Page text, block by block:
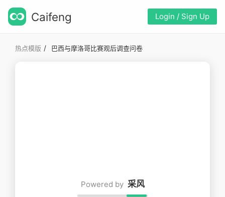
Caifeng Login / Sign Up
热点模版 / 巴西与摩洛哥比赛观后调查问卷